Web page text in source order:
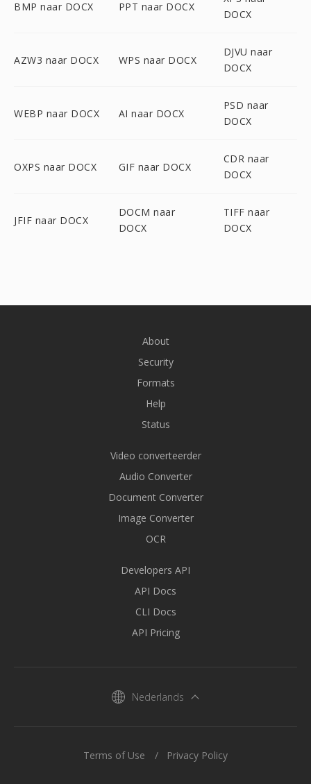
BMP naar DOCX PPT naar DOCX
DOCX
AZW3 naar DOCX WPS naar DOCX
DJVU naar
DOCX
WEBP naar DOCX AI naar DOCX
PSD naar
DOCX
OXPS naar DOCX GIF naar DOCX
CDR naar
DOCX
JFIF naar DOCX
DOCM naar
DOCX
TIFF naar
DOCX
About
Security
Formats
Help
Status
Video converteerder
Audio Converter
Document Converter
Image Converter
OCR
Developers API
API Docs
CLI Docs
API Pricing
Nederlands
Terms of Use Privacy Policy